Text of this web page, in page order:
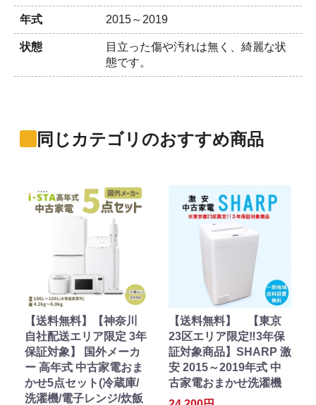
年式 2015～2019
状態
目立った傷や汚れは無く、綺麗な状
態です。
同じカテゴリのおすすめ商品
【送料無料】【神奈川
自社配送エリア限定 3年
保証対象】 国外メーカ
ー 高年式 中古家電おま
かせ5点セット(冷蔵庫/
洗濯機/電子レンジ/炊飯
【送料無料】 【東京
23区エリア限定‼3年保
証対象商品】SHARP 激
安 2015～2019年式 中
古家電おまかせ洗濯機